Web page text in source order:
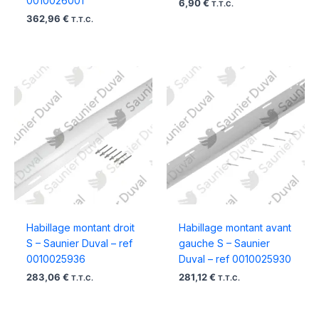
362,96 € T.T.C.
6,90 € T.T.C.
Habillage montant droit
S – Saunier Duval – ref
0010025936
283,06 € T.T.C.
Habillage montant avant
gauche S – Saunier
Duval – ref 0010025930
281,12 € T.T.C.